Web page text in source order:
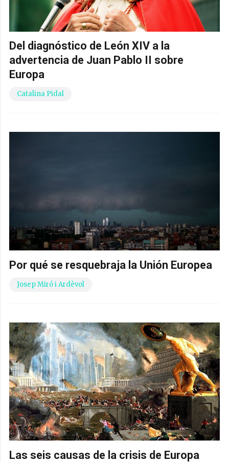
Del diagnóstico de León XIV a la
advertencia de Juan Pablo II sobre
Europa
Catalina Pidal
Por qué se resquebraja la Unión Europea
Josep Miró i Ardèvol
Las seis causas de la crisis de Europa